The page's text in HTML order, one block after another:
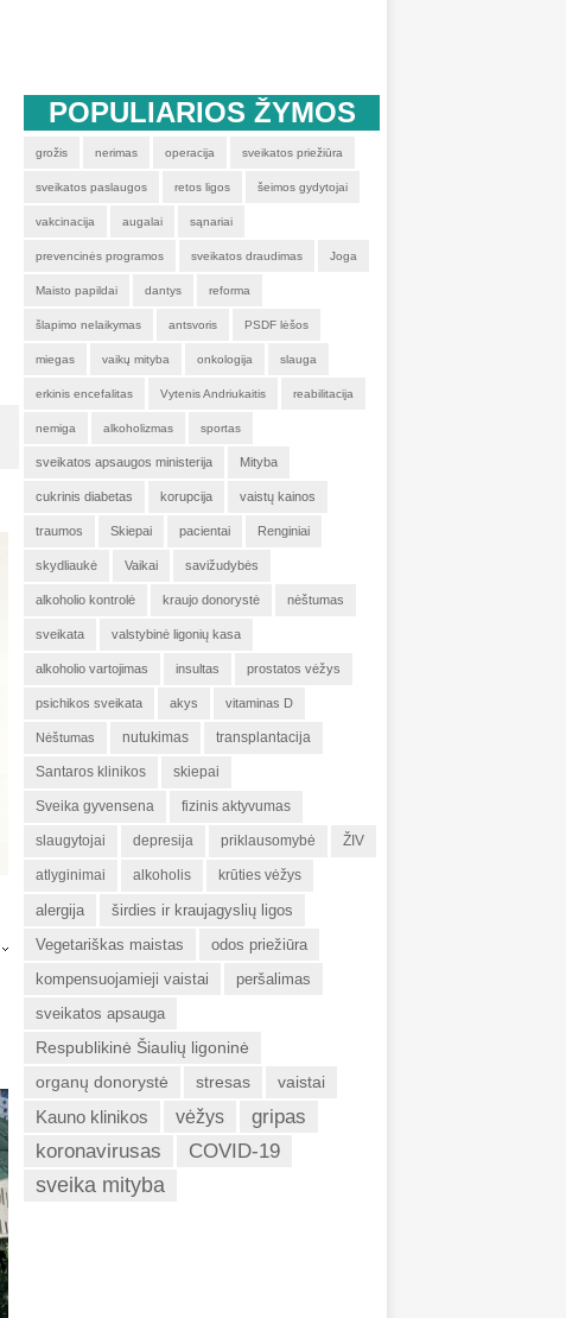
POPULIARIOS ŽYMOS
grožis nerimas operacija sveikatos priežiūra
sveikatos paslaugos retos ligos šeimos gydytojai
vakcinacija augalai sąnariai
prevencinės programos sveikatos draudimas Joga
Maisto papildai dantys reforma
šlapimo nelaikymas antsvoris PSDF lėšos
miegas vaikų mityba onkologija slauga
erkinis encefalitas Vytenis Andriukaitis reabilitacija
nemiga alkoholizmas sportas
sveikatos apsaugos ministerija Mityba
cukrinis diabetas korupcija vaistų kainos
traumos Skiepai pacientai Renginiai
skydliaukė Vaikai savižudybės
alkoholio kontrolė kraujo donorystė nėštumas
sveikata valstybinė ligonių kasa
alkoholio vartojimas insultas prostatos vėžys
psichikos sveikata akys vitaminas D
Nėštumas nutukimas transplantacija
Santaros klinikos skiepai
Sveika gyvensena fizinis aktyvumas
slaugytojai depresija priklausomybė ŽIV
atlyginimai alkoholis krūties vėžys
alergija
širdies ir kraujagyslių ligos
Vegetariškas maistas
odos priežiūra
kompensuojamieji vaistai
peršalimas
sveikatos apsauga
Respublikinė Šiaulių ligoninė
organų donorystė
stresas vaistai
Kauno klinikos vėžys
gripas
koronavirusas
COVID-19
sveika mityba